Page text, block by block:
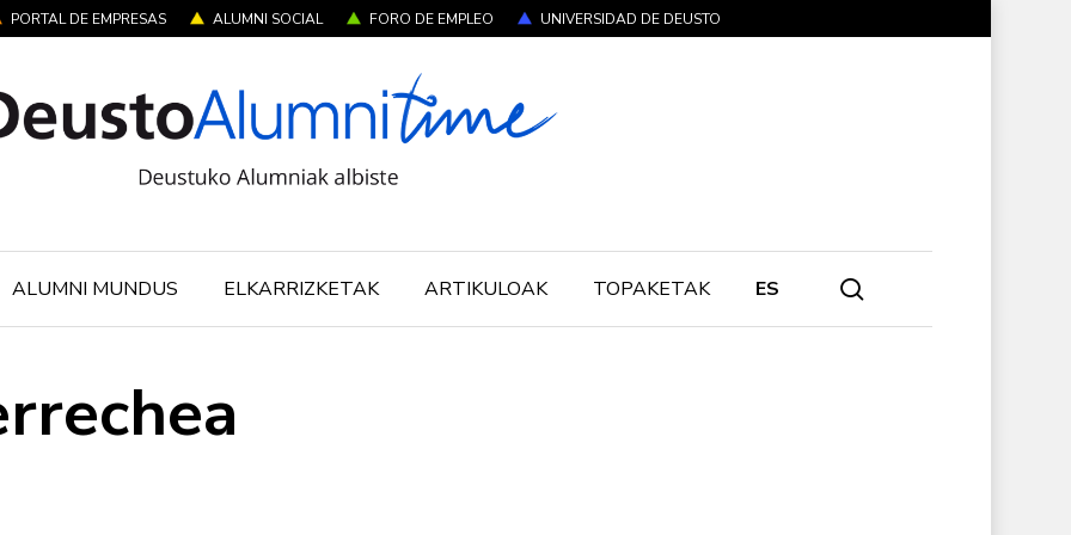
PORTAL DE EMPRESAS ALUMNI SOCIAL FORO DE EMPLEO UNIVERSIDAD DE DEUSTO
ALUMNI MUNDUS ELKARRIZKETAK ARTIKULOAK TOPAKETAK ES